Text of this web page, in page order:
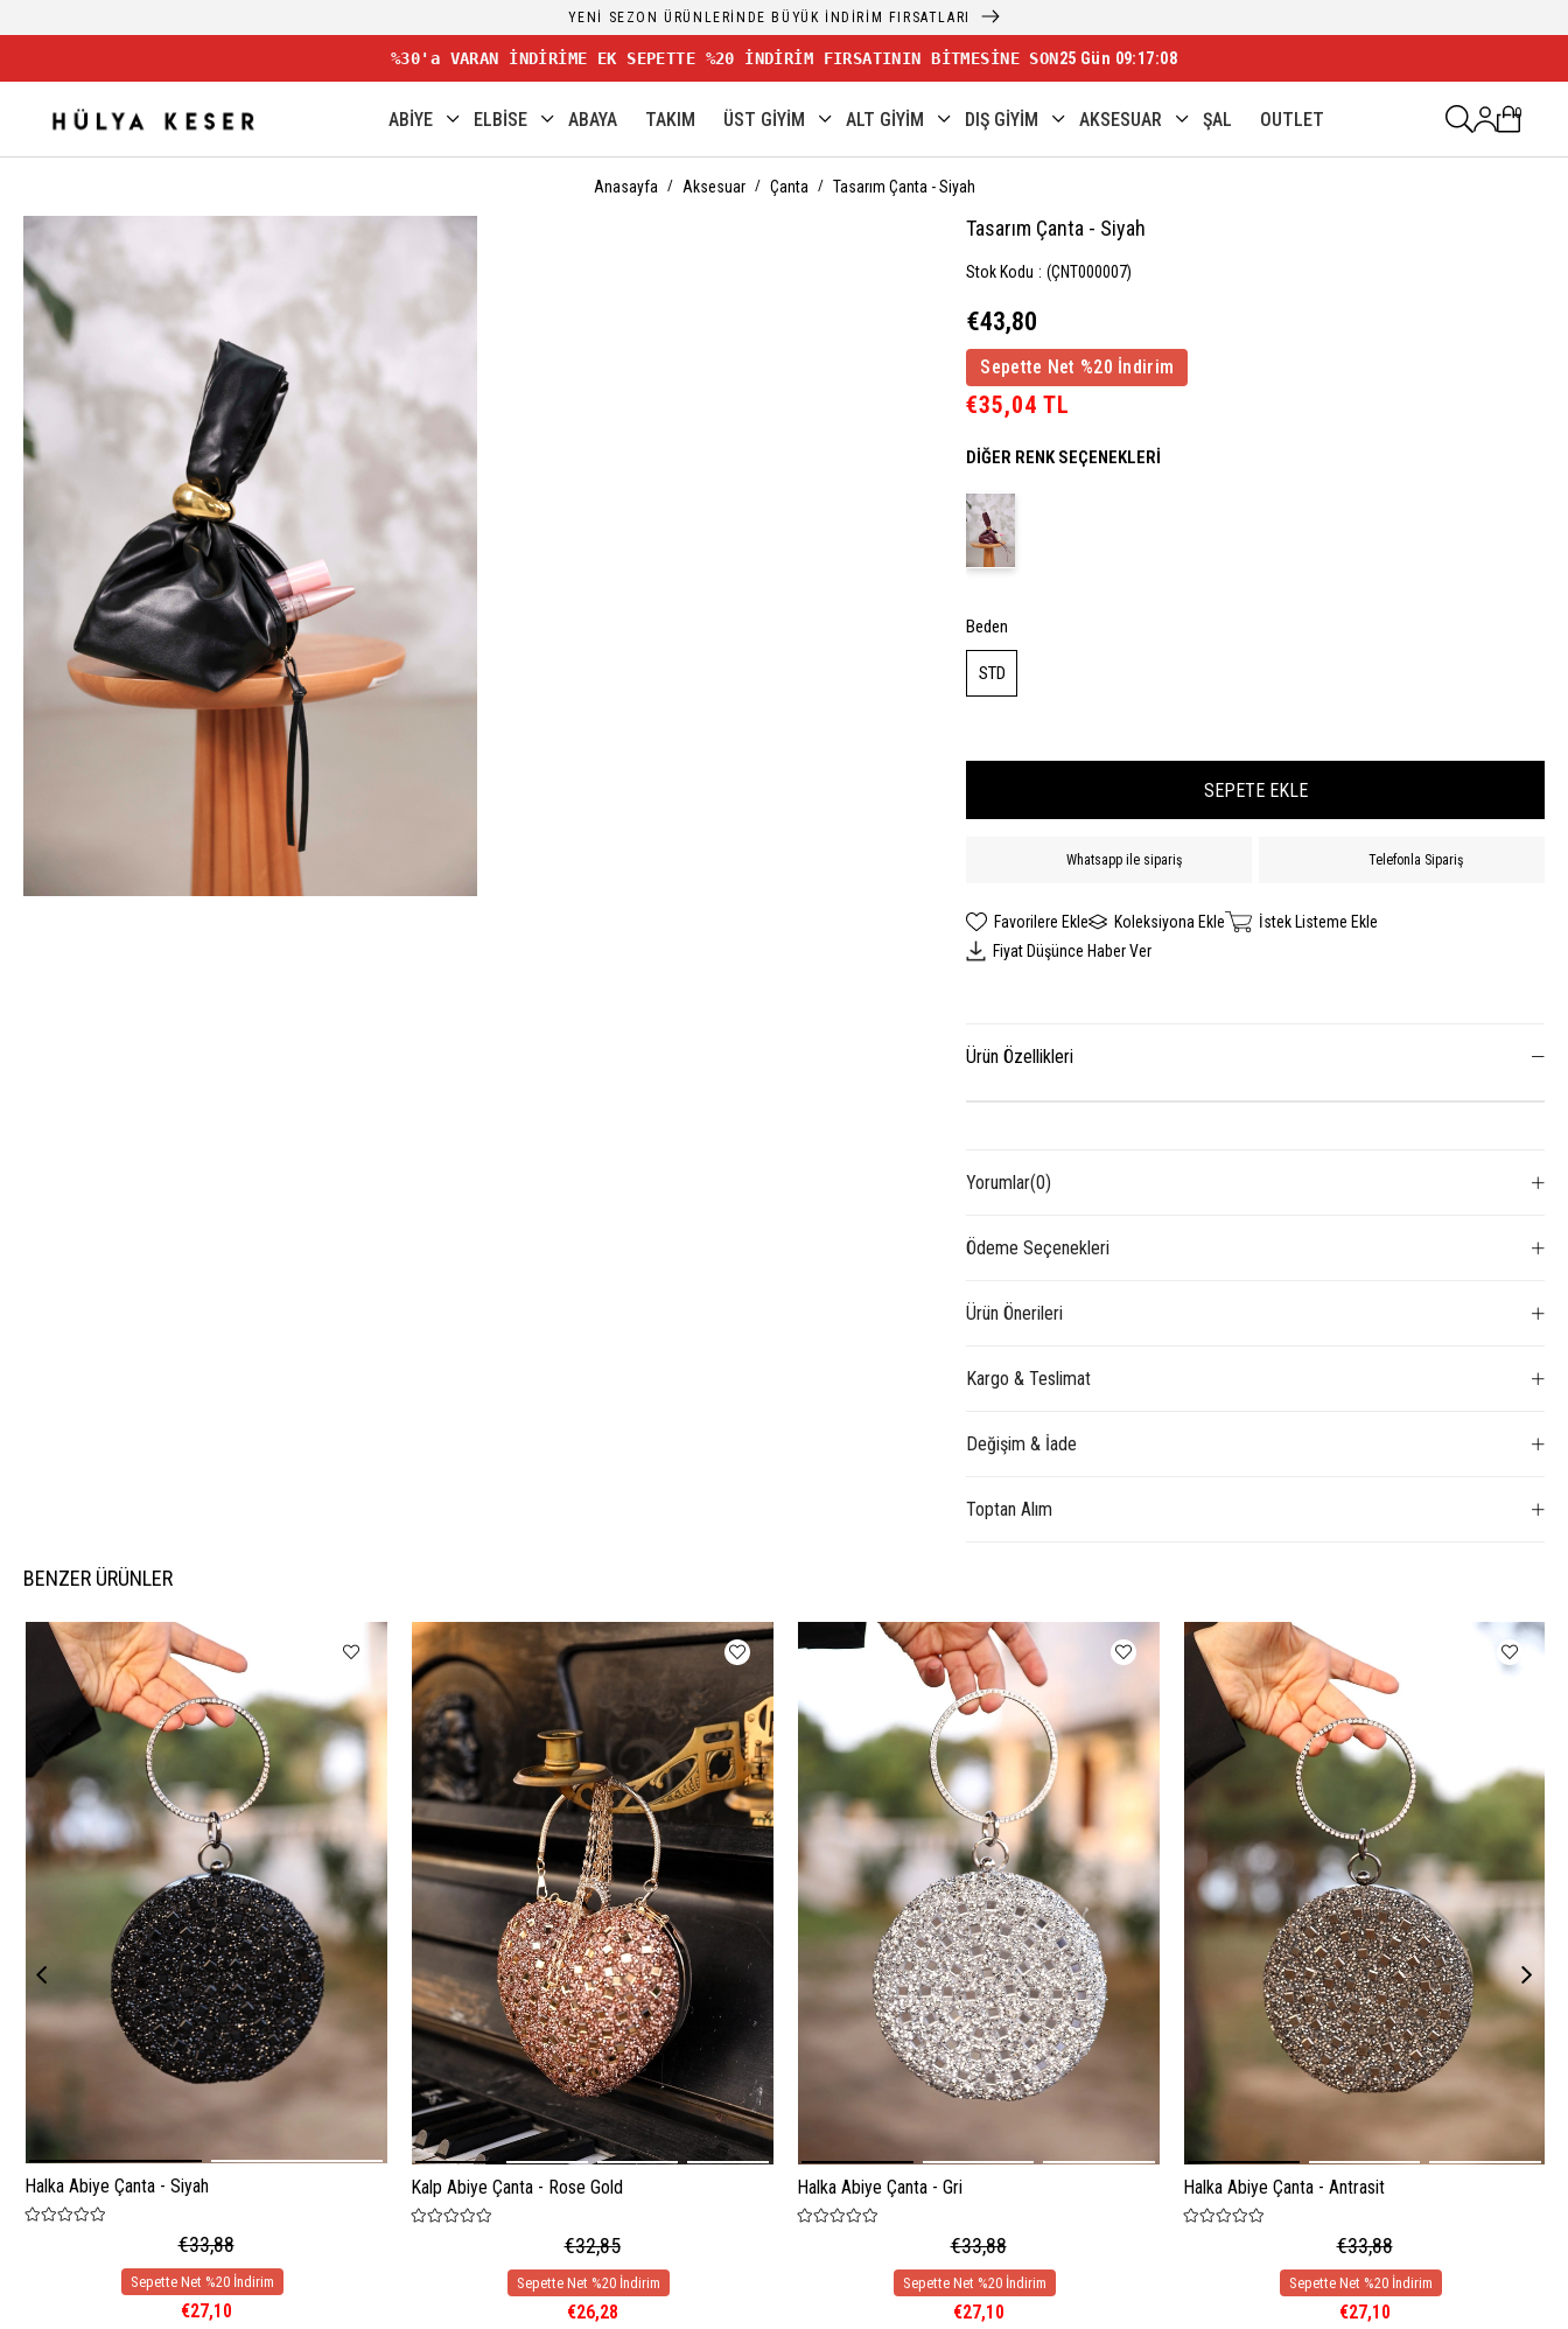
YENİ SEZON ÜRÜNLERİNDE BÜYÜK İNDİRİM FIRSATLARI
%30'a VARAN İNDİRİME EK SEPETTE %20 İNDİRİM FIRSATININ BİTMESİNE SON25 Gün 09:17:06
ABİYE ELBİSE ABAYA TAKIM ÜST GİYİM ALT GİYİM DIŞ GİYİM AKSESUAR ŞAL OUTLET 0
Anasayfa Aksesuar Çanta Tasarım Çanta - Siyah
Tasarım Çanta - Siyah
Stok Kodu (ÇNT000007)
€43,80
Sepette Net %20 İndirim
€35,04 TL
DIĞER RENK SEÇENEKLERI
Beden
STD
Whatsapp ile sipariş Telefonla Sipariş
Favorilere Ekle Koleksiyona Ekle
İstek Listeme Ekle
Fiyat Düşünce Haber Ver
Ürün Özellikleri
Yorumlar(0)
Ödeme Seçenekleri
Ürün Önerileri
Kargo & Teslimat
Değişim & İade
Toptan Alım
BENZER ÜRÜNLER
Halka Abiye Çanta - Siyah
€33,88
€27,10
Kalp Abiye Çanta - Rose Gold
€32,85
€26,28
Halka Abiye Çanta - Gri
€33,88
€27,10
Halka Abiye Çanta - Antrasit
€33,88
€27,10